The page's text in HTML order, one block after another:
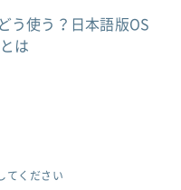
使う？日本語版OS
は
てください